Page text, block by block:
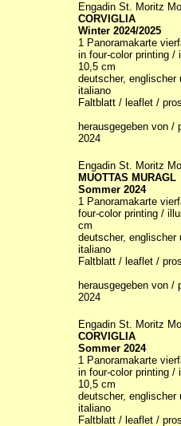
Engadin St. Moritz
CORVIGLIA
Winter 2024/2025
1 Panoramakarte
in four-color printing /
10,5 cm
deutscher,
italiano
Faltblatt / leaflet /
herausgegeben von
2024
Engadin St. Moritz
MUOTTAS MURAGL
Sommer 2024
1 Panoramakarte
four-color printing /
cm
deutscher,
italiano
Faltblatt / leaflet /
herausgegeben von
2024
Engadin St. Moritz
CORVIGLIA
Sommer 2024
1 Panoramakarte
in four-color printing /
10,5 cm
deutscher,
italiano
Faltblatt / leaflet /